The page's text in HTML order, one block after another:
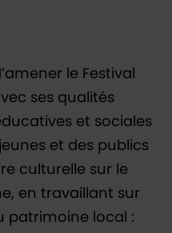
le Festival
ses qualités
et sociales
et des publics
culturelle sur le
en travaillant sur
patrimoine local :